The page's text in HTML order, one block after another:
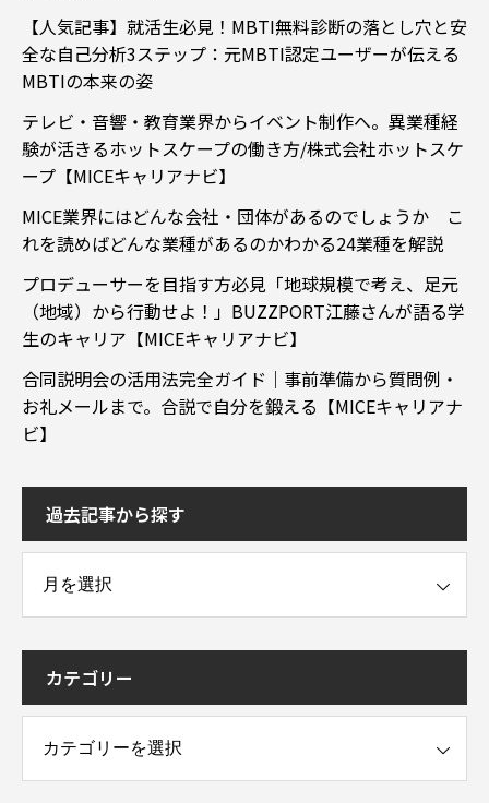
【人気記事】就活生必見！MBTI無料診断の落とし穴と安
全な自己分析3ステップ：元MBTI認定ユーザーが伝える
MBTIの本来の姿
テレビ・音響・教育業界からイベント制作へ。異業種経
験が活きるホットスケープの働き方/株式会社ホットスケ
ープ【MICEキャリアナビ】
MICE業界にはどんな会社・団体があるのでしょうか こ
れを読めばどんな業種があるのかわかる24業種を解説
プロデューサーを目指す方必見「地球規模で考え、足元
（地域）から行動せよ！」BUZZPORT江藤さんが語る学
生のキャリア【MICEキャリアナビ】
合同説明会の活用法完全ガイド｜事前準備から質問例・
お礼メールまで。合説で自分を鍛える【MICEキャリアナ
ビ】
過去記事から探す
カテゴリー